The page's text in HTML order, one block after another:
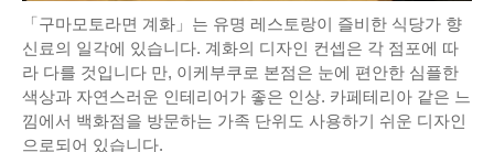
「구마모토라면 계화」는 유명 레스토랑이 즐비한 식당가 향
신료의 일각에 있습니다. 계화의 디자인 컨셉은 각 점포에 따
라 다를 것입니다 만, 이케부쿠로 본점은 눈에 편안한 심플한
색상과 자연스러운 인테리어가 좋은 인상. 카페테리아 같은 느
낌에서 백화점을 방문하는 가족 단위도 사용하기 쉬운 디자인
으로되어 있습니다.